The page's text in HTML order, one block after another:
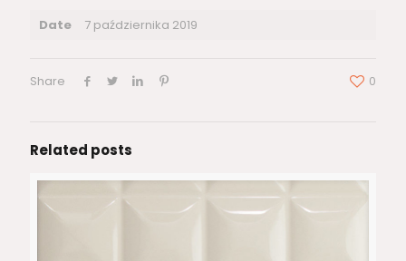
Date 7 października 2019
Share 0
Related posts